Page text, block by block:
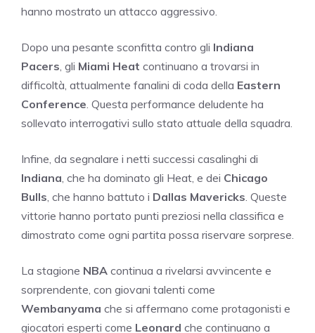
hanno mostrato un attacco aggressivo.
Dopo una pesante sconfitta contro gli Indiana
Pacers , gli Miami Heat continuano a trovarsi in
difficoltà, attualmente fanalini di coda della Eastern
Conference . Questa performance deludente ha
sollevato interrogativi sullo stato attuale della squadra.
Infine, da segnalare i netti successi casalinghi di
Indiana , che ha dominato gli Heat, e dei Chicago
Bulls , che hanno battuto i Dallas Mavericks . Queste
vittorie hanno portato punti preziosi nella classifica e
dimostrato come ogni partita possa riservare sorprese.
La stagione NBA continua a rivelarsi avvincente e
sorprendente, con giovani talenti come
Wembanyama che si affermano come protagonisti e
giocatori esperti come Leonard che continuano a